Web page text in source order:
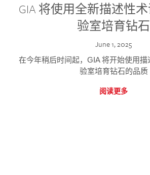
GIA 将使用全新描述性
验室培育钻石
June 1, 2025
在今年稍后时间起，GIA 将开始使用
验室培育钻石的品质
阅读更多